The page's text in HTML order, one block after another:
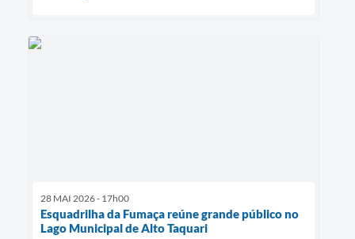
28 MAI 2026 - 17h00
Esquadrilha da Fumaça reúne grande público no
Lago Municipal de Alto Taquari